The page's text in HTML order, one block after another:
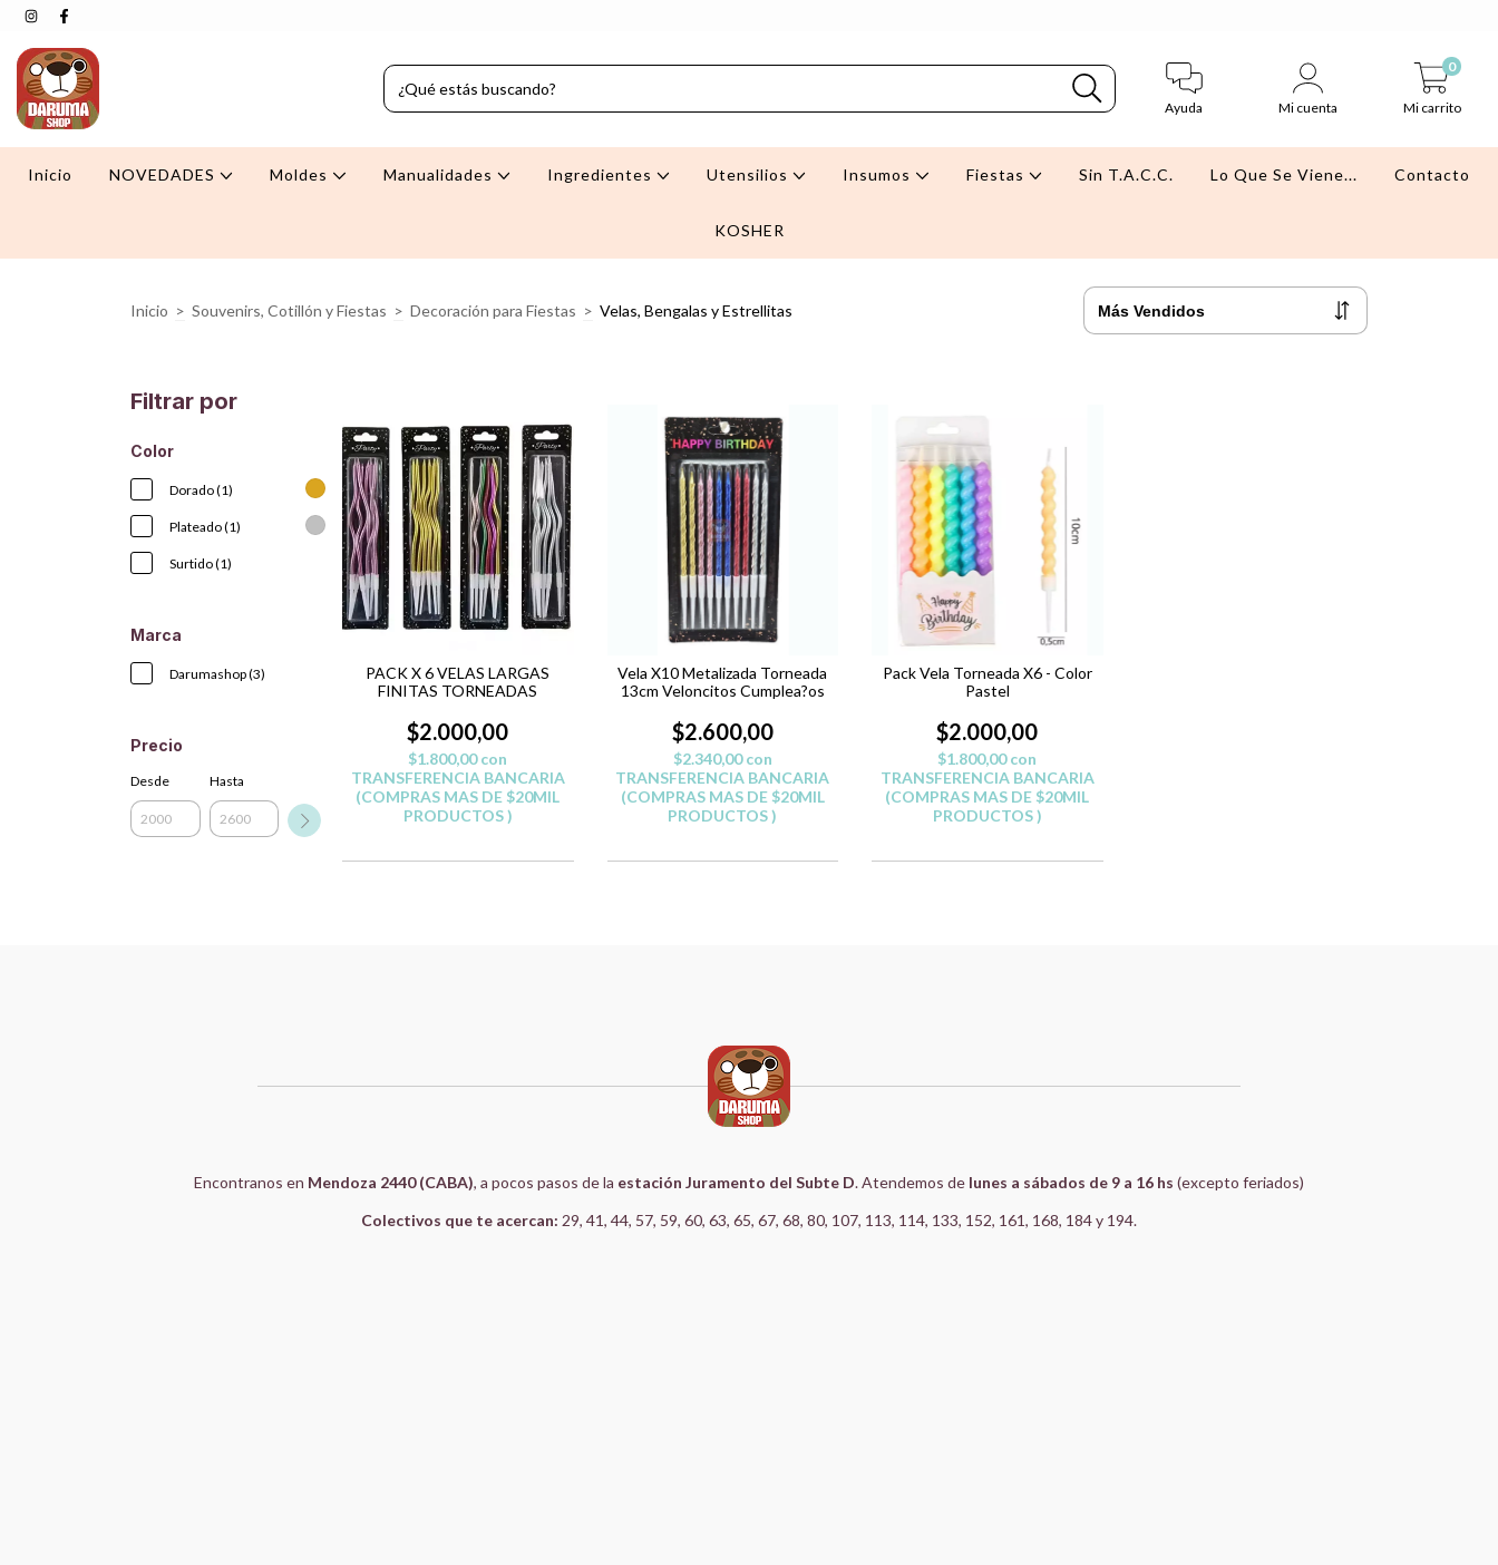
Ayuda Mi cuenta Mi carrito
0
Inicio NOVEDADES Moldes Manualidades Ingredientes Utensilios Insumos Fiestas Sin T.A.C.C. Lo Que Se Viene... Contacto
KOSHER
Inicio > Souvenirs, Cotillón y Fiestas > Decoración para Fiestas > Velas, Bengalas y Estrellitas
Filtrar por
Color
Dorado (1)
Plateado (1)
Surtido (1)
Marca
Darumashop (3)
Precio
Desde Hasta
PACK X 6 VELAS LARGAS
FINITAS TORNEADAS
$2.000,00
$1.800,00con
TRANSFERENCIA BANCARIA
(COMPRAS MAS DE $20MIL
PRODUCTOS )
Vela X10 Metalizada Torneada
13cm Veloncitos Cumplea?os
$2.600,00
$2.340,00con
TRANSFERENCIA BANCARIA
(COMPRAS MAS DE $20MIL
PRODUCTOS )
Pack Vela Torneada X6 - Color
Pastel
$2.000,00
$1.800,00con
TRANSFERENCIA BANCARIA
(COMPRAS MAS DE $20MIL
PRODUCTOS )
Encontranos en Mendoza 2440 (CABA), a pocos pasos de la estación Juramento del Subte D. Atendemos de lunes a sábados de 9 a 16 hs (excepto feriados)
Colectivos que te acercan: 29, 41, 44, 57, 59, 60, 63, 65, 67, 68, 80, 107, 113, 114, 133, 152, 161, 168, 184 y 194.